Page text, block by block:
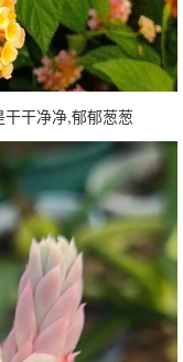
干净净,郁郁葱葱